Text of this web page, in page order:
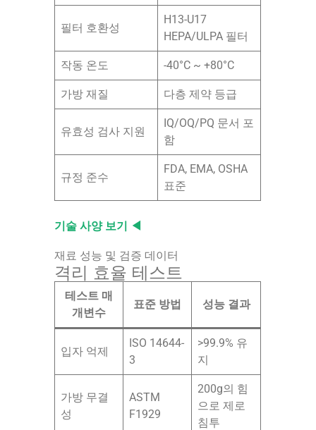
필터 호환성
H13-U17
HEPA/ULPA 필터
작동 온도 -40°C ~ +80°C
가방 재질 다층 제약 등급
유효성 검사 지원
IQ/OQ/PQ 문서 포
함
규정 준수
FDA, EMA, OSHA
표준
기술 사양 보기 ◀
재료 성능 및 검증 데이터
격리 효율 테스트
테스트 매
개변수
표준 방법 성능 결과
입자 억제
ISO 14644-
3
>99.9% 유
지
가방 무결
성
ASTM
F1929
200g의 힘
으로 제로
침투